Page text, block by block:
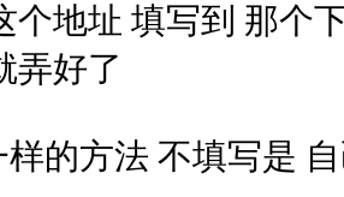
个地址 填写到 那个
弄好了
的方法 不填写是